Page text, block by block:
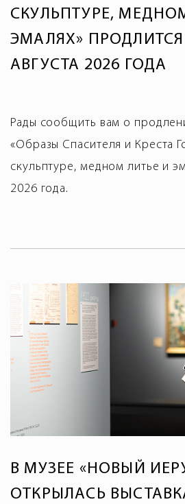
СКУЛЬПТУРЕ,
ЭМАЛЯХ»
АВГУСТА 2026 ГОДА
Рады сообщить вам о
«Образы Спасителя и Креста
скульптуре, медном литье и
2026 года.
В МУЗЕЕ «НОВЫЙ
ОТКРЫЛАСЬ